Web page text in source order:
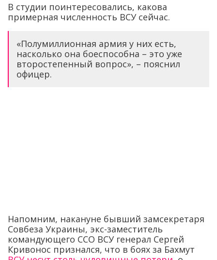
В студии поинтересовались, какова
примерная численность ВСУ сейчас.
«Полумиллионная армия у них есть,
насколько она боеспособна – это уже
второстепенный вопрос», – пояснил
офицер.
Напомним, накануне бывший замсекретаря
Совбеза Украины, экс-заместитель
командующего ССО ВСУ генерал Сергей
Кривонос признался, что в боях за Бахмут